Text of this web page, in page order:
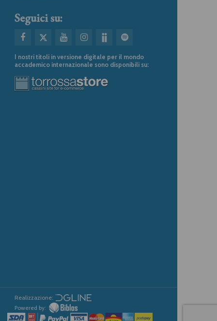
Seguici su:
I nostri titoli in versione digitale per il mondo
accademico internazionale sono disponibili su:
Realizzazione:
Powered by: